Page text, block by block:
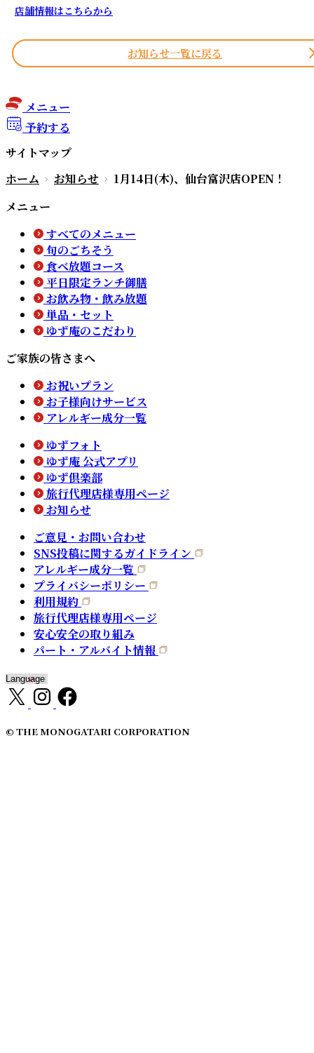
店舗情報はこちらから
お知らせ一覧に戻る
メニュー
予約する
サイトマップ
ホーム
お知らせ
1月14日(木)、仙台富沢店OPEN！
メニュー
すべてのメニュー
旬のごちそう
食べ放題コース
平日限定ランチ御膳
お飲み物・飲み放題
単品・セット
ゆず庵のこだわり
ご家族の皆さまへ
お祝いプラン
お子様向けサービス
アレルギー成分一覧
ゆずフォト
ゆず庵 公式アプリ
ゆず倶楽部
旅行代理店様専用ページ
お知らせ
ご意見・お問い合わせ
SNS投稿に関するガイドライン
アレルギー成分一覧
プライバシーポリシー
利用規約
旅行代理店様専用ページ
安心安全の取り組み
パート・アルバイト情報
© THE MONOGATARI CORPORATION